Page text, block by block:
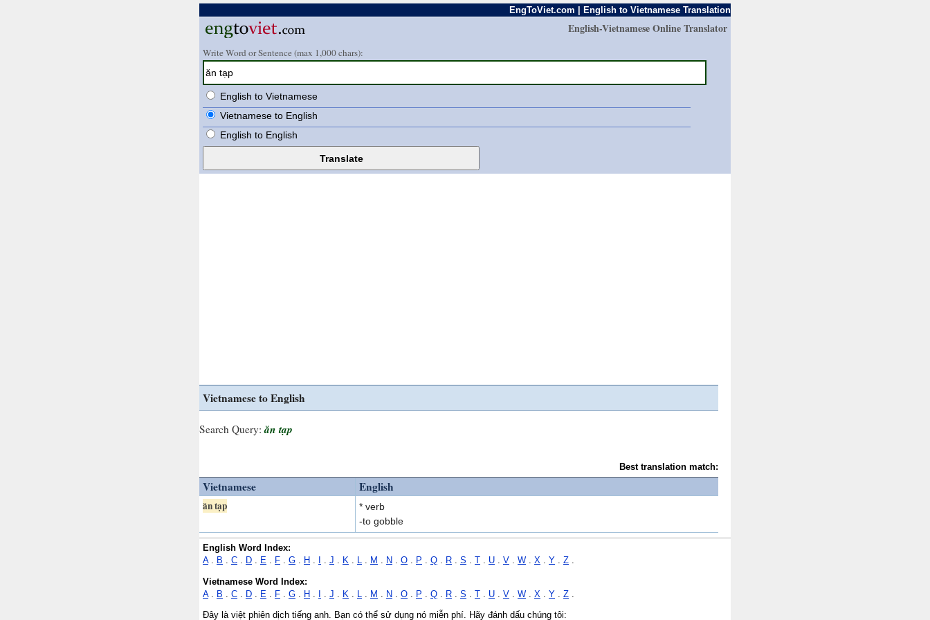
EngToViet.com | English to Vietnamese Translation
English-Vietnamese Online Translator
Write Word or Sentence (max 1,000 chars):
English to Vietnamese
Vietnamese to English
English to English
Vietnamese to English
Search Query: ăn tạp
Best translation match:
Vietnamese English
ăn tạp
* verb
-to gobble
English Word Index:
A. B . C . D . E . F . G . H . . J . K . L . M . N . O . P . Q . R . S . . U . V . W . X . Y . Z .
Vietnamese Word Index:
A. B C D E F G H J K M N O P Q R S T U V W X Y Z
Đây là việt phiên dịch tiếng anh. Bạn có thể sử dụng nó miễn phí. Hãy đánh dấu chúng tôi: